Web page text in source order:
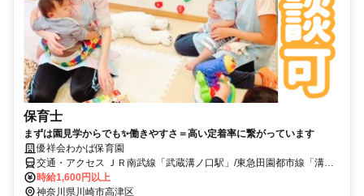
保育士
まずは園見学からでも✨働きやすさ＝高い定着率に繋がっています
優祥会わかば保育園
交通・アクセス ＪＲ南武線「武蔵溝ノ口駅」/東急田園都市線「溝の
口駅」から徒歩13分
時給1,600円以上
神奈川県川崎市高津区